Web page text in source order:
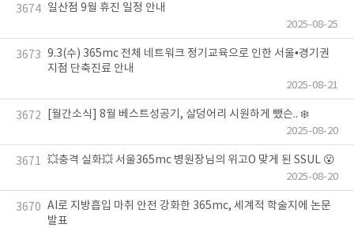
3674 일산점 9월 휴진 일정 안내
2025-08-25
3673 9.3(수) 365mc 전체 네트워크 정기교육으로 인한 서울•경기권
지점 단축진료 안내
2025-08-21
3672 [월간소식] 8월 베스트성공기, 살덩어리 시원하게 뺐슨.. ❄️
2025-08-20
3671 💥충격 실화💥 서울365mc 병원장님의 위고O 맞게 된 SSUL 😮
2025-08-20
3670 AI로 지방흡입 마취 안전 강화한 365mc, 세계적 학술지에 논문
발표